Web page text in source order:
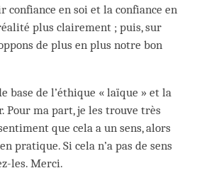
confiance en soi et la confiance en
plus clairement ; puis, sur
de plus en plus notre bon
base de l’éthique « laïque » et la
Pour ma part, je les trouve très
que cela a un sens, alors
pratique. Si cela n’a pas de sens
les. Merci.